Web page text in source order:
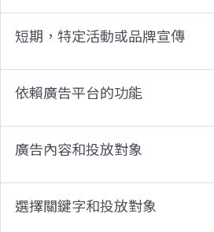
短期，特定活動或品牌宣傳
依賴廣告平台的功能
廣告內容和投放對象
選擇關鍵字和投放對象